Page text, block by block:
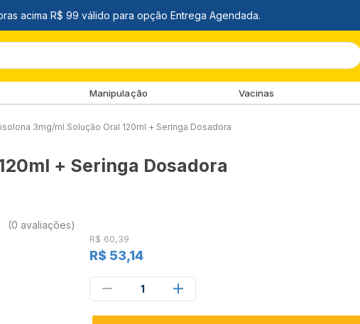
Manipulação Vacinas
3mg/ml Solução Oral 120ml + Seringa Dosadora
+ Seringa Dosadora
(0 avaliações)
R$ 60,39
R$ 53,14
1